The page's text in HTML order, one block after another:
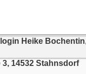
Heike
3, 14532 Stahnsdorf